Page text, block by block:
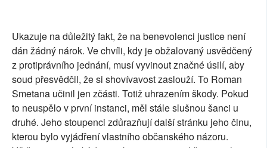
Ukazuje na důležitý fakt, že na benevolenci justice není
dán žádný nárok. Ve chvíli, kdy je obžalovaný usvědčený
z protiprávního jednání, musí vyvinout značné úsilí, aby
soud přesvědčil, že si shovívavost zaslouží. To Roman
Smetana učinil jen zčásti. Totiž uhrazením škody. Pokud
to neuspělo v první instanci, měl stále slušnou šanci u
druhé. Jeho stoupenci zdůrazňují další stránku jeho činu,
kterou bylo vyjádření vlastního občanského názoru.